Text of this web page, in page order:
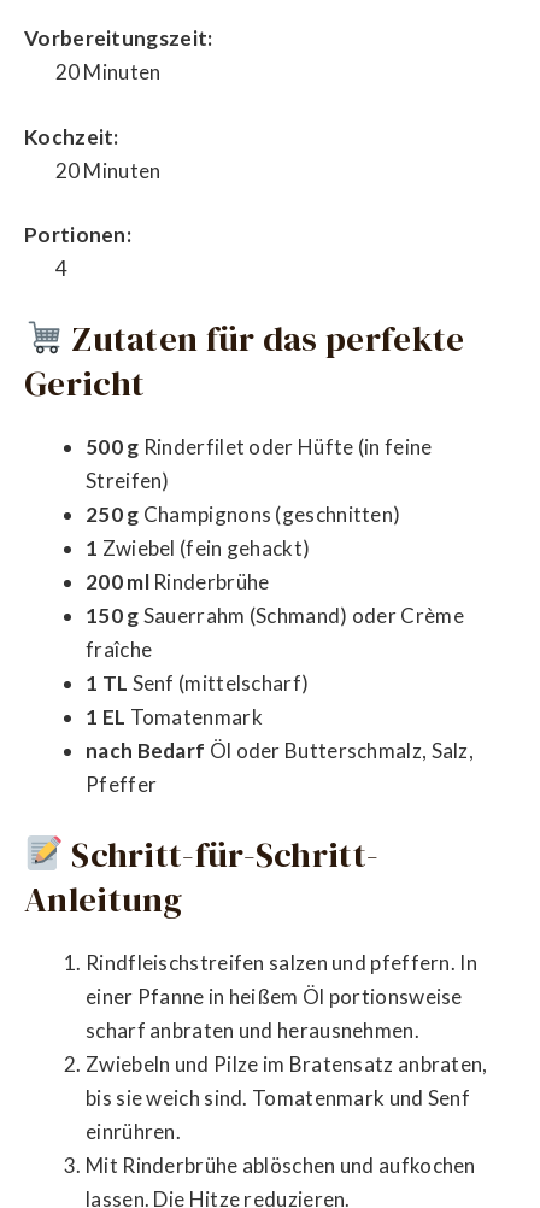
Vorbereitungszeit:
20 Minuten
Kochzeit:
20 Minuten
Portionen:
4
Zutaten für das perfekte
Gericht
500 g Rinderfilet oder Hüfte (in feine
Streifen)
250 g Champignons (geschnitten)
1 Zwiebel (fein gehackt)
200 mlRinderbrühe
150 gSauerrahm (Schmand) oder Crème
fraîche
1 TL Senf (mittelscharf)
1 EL Tomatenmark
nach Bedarf Öl oder Butterschmalz, Salz,
Pfeffer
Schritt-für-Schritt-
Anleitung
Rindfleischstreifen salzen und pfeffern. In
einer Pfanne in heißem Öl portionsweise
scharf anbraten und herausnehmen.
Zwiebeln und Pilze im Bratensatz anbraten,
bis sie weich sind. Tomatenmark und Senf
einrühren.
Mit Rinderbrühe ablöschen und aufkochen
lassen. Die Hitze reduzieren.